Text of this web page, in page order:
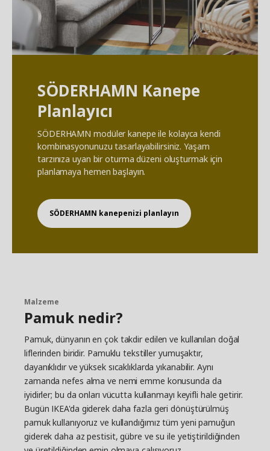
SÖDERHAMN Kanepe
Planlayıcı
SÖDERHAMN modüler kanepe ile kolayca kendi
kombinasyonunuzu tasarlayabilirsiniz. Yaşam
tarzınıza uyan bir oturma düzeni oluşturmak için
planlamaya hemen başlayın.
SÖDERHAMN kanepenizi planlayın
Malzeme
Pamuk nedir?
Pamuk, dünyanın en çok takdir edilen ve kullanılan doğal
liflerinden biridir. Pamuklu tekstiller yumuşaktır,
dayanıklıdır ve yüksek sıcaklıklarda yıkanabilir. Aynı
zamanda nefes alma ve nemi emme konusunda da
iyidirler; bu da onları vücutta kullanmayı keyifli hale getirir.
Bugün IKEA'da giderek daha fazla geri dönüştürülmüş
pamuk kullanıyoruz ve kullandığımız tüm yeni pamuğun
giderek daha az pestisit, gübre ve su ile yetiştirildiğinden